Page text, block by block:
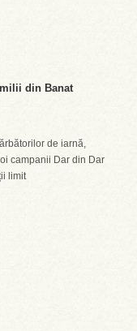
din Banat
de iarnă,
campanii Dar din Dar
limit